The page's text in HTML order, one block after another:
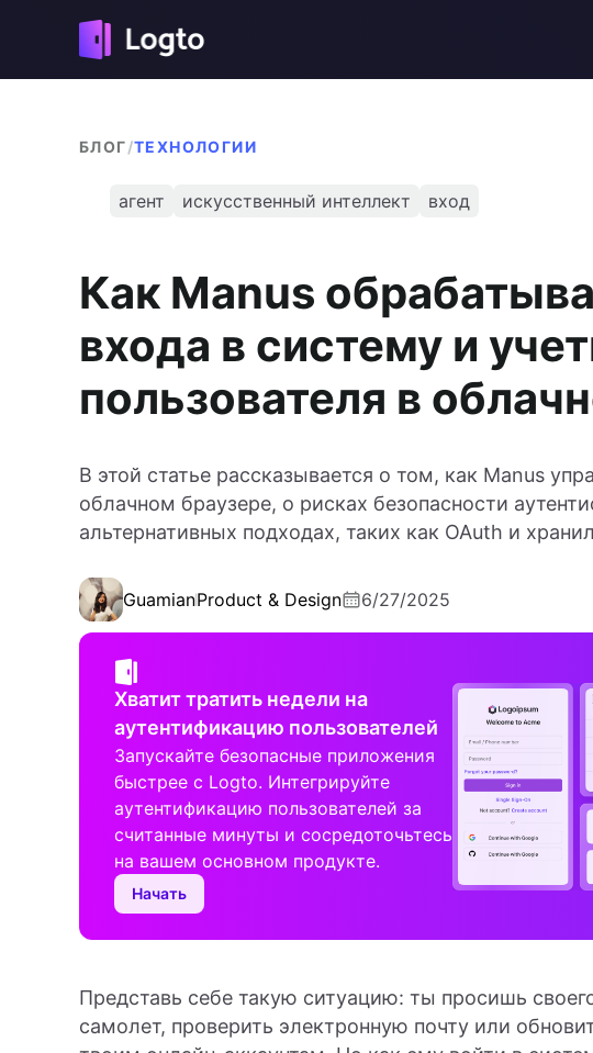
БЛОГ/ТЕХНОЛОГИИ
агент искусственный интеллект вход
Как Manus
входа в систему и
пользователя в
В этой статье рассказывается о том, как Manus
облачном браузере, о рисках безопасности
альтернативных подходах, таких как OAuth и
GuamianProduct & Design 6/27/2025
Хватит тратить недели на
аутентификацию пользователей
Запускайте безопасные приложения
быстрее с Logto. Интегрируйте
аутентификацию пользователей за
считанные минуты и сосредоточьтесь
на вашем основном продукте.
Начать
Представь себе такую ситуацию: ты просишь
самолет, проверить электронную почту или